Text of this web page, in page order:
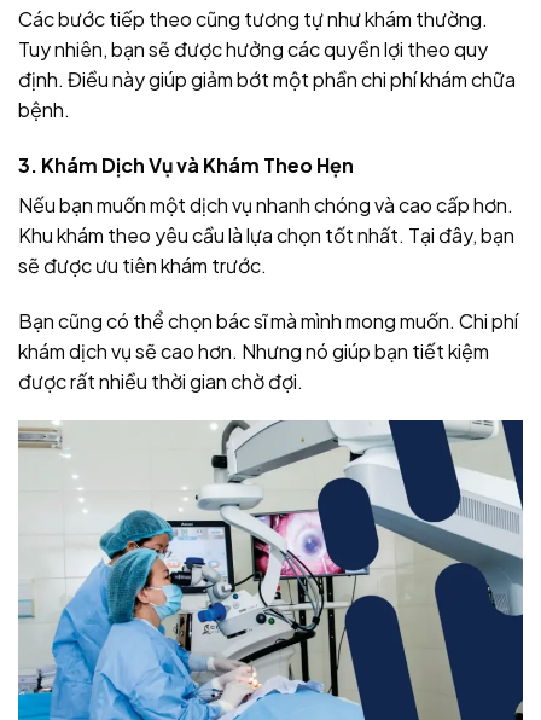
Các bước tiếp theo cũng tương tự như khám thường.
Tuy nhiên, bạn sẽ được hưởng các quyền lợi theo quy
định. Điều này giúp giảm bớt một phần chi phí khám chữa
bệnh.
3. Khám Dịch Vụ và Khám Theo Hẹn
Nếu bạn muốn một dịch vụ nhanh chóng và cao cấp hơn.
Khu khám theo yêu cầu là lựa chọn tốt nhất. Tại đây, bạn
sẽ được ưu tiên khám trước.
Bạn cũng có thể chọn bác sĩ mà mình mong muốn. Chi phí
khám dịch vụ sẽ cao hơn. Nhưng nó giúp bạn tiết kiệm
được rất nhiều thời gian chờ đợi.